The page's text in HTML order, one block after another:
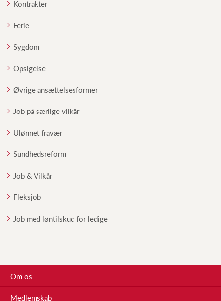
Kontrakter
Ferie
Sygdom
Opsigelse
Øvrige ansættelsesformer
Job på særlige vilkår
Ulønnet fravær
Sundhedsreform
Job & Vilkår
Fleksjob
Job med løntilskud for ledige
Om os
Medlemskab